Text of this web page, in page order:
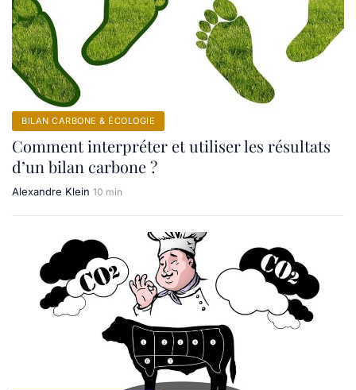
BILAN CARBONE & ÉCOLOGIE
Comment interpréter et utiliser les résultats
d’un bilan carbone ?
Alexandre Klein 10 min